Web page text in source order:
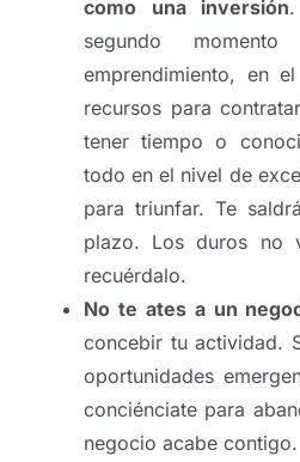
como una inversión
segundo
emprendimiento, en
recursos para
tener tiempo o
todo en el nivel de
para triunfar. Te
plazo. Los duros no
recuérdalo.
No te ates a un
concebir tu actividad.
oportunidades
conciénciate para
negocio acabe contigo.